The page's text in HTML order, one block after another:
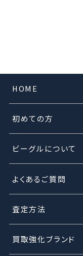
HOME
初めての方
ビーグルについて
よくあるご質問
査定方法
買取強化ブランド